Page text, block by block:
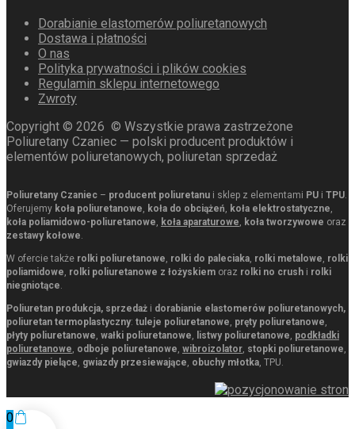
Dorabianie elastomerów poliuretanowych
Dostawa i płatności
O nas
Polityka prywatności i plików cookies
Regulamin sklepu internetowego
Zwroty
Copyright © 2026 © Wszystkie prawa zastrzeżone
Poliuretany Czaniec — polski producent produktów i
elementów poliuretanowych, poliuretan sprzedaż
Poliuretany Czaniec – producent poliuretanu i sklep z elementami PU i TPU
Oferujemy koła poliuretanowe koła do obciążeń koła elektrostatyczne
koła poliamidowo-poliuretanowe
koła aparaturowe koła tworzywowe oraz
zestawy kołowe
W ofercie także rolki poliuretanowe rolki do paleciaka rolki metalowe rolki
poliamidowe rolki poliuretanowe z łożyskiem oraz rolki no crush i rolki
niegniotące
Poliuretan produkcja, sprzedaż i dorabianie elastomerów poliuretanowych,
poliuretan termoplastyczny: tuleje poliuretanowe pręty poliuretanowe
płyty poliuretanowe wałki poliuretanowe listwy poliuretanowe podkładki
poliuretanowe odboje poliuretanowe wibroizolator stopki poliuretanowe
gwiazdy pielące gwiazdy przesiewające obuchy młotka , TPU.
0